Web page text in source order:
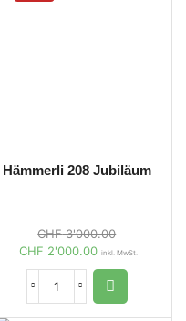
Hämmerli 208 Jubiläum
CHF3'000.00
CHF 2'000.00 inkl. MwSt.